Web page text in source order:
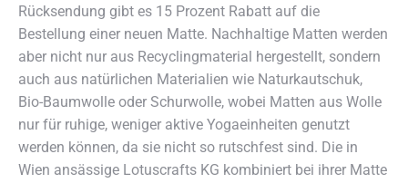
Rücksendung gibt es 15 Prozent Rabatt auf die
Bestellung einer neuen Matte. Nachhaltige Matten werden
aber nicht nur aus Recyclingmaterial hergestellt, sondern
auch aus natürlichen Materialien wie Naturkautschuk,
Bio-Baumwolle oder Schurwolle, wobei Matten aus Wolle
nur für ruhige, weniger aktive Yogaeinheiten genutzt
werden können, da sie nicht so rutschfest sind. Die in
Wien ansässige Lotuscrafts KG kombiniert bei ihrer Matte